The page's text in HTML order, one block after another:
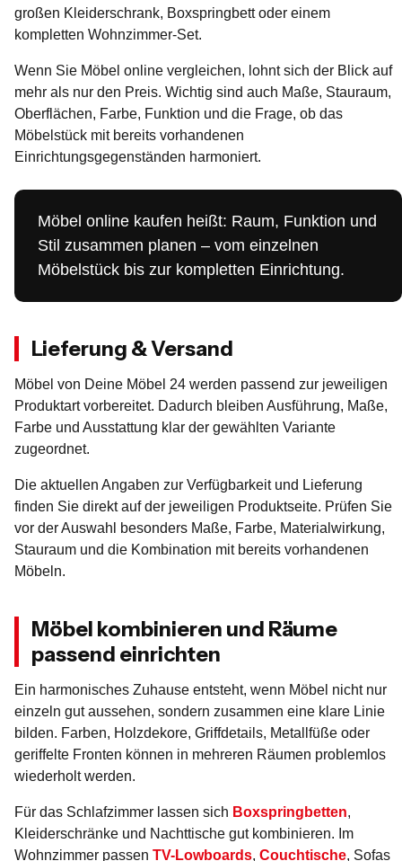
großen Kleiderschrank, Boxspringbett oder einem
kompletten Wohnzimmer-Set.
Wenn Sie Möbel online vergleichen, lohnt sich der Blick auf
mehr als nur den Preis. Wichtig sind auch Maße, Stauraum,
Oberflächen, Farbe, Funktion und die Frage, ob das
Möbelstück mit bereits vorhandenen
Einrichtungsgegenständen harmoniert.
Möbel online kaufen heißt: Raum, Funktion und
Stil zusammen planen – vom einzelnen
Möbelstück bis zur kompletten Einrichtung.
Lieferung & Versand
Möbel von Deine Möbel 24 werden passend zur jeweiligen
Produktart vorbereitet. Dadurch bleiben Ausführung, Maße,
Farbe und Ausstattung klar der gewählten Variante
zugeordnet.
Die aktuellen Angaben zur Verfügbarkeit und Lieferung
finden Sie direkt auf der jeweiligen Produktseite. Prüfen Sie
vor der Auswahl besonders Maße, Farbe, Materialwirkung,
Stauraum und die Kombination mit bereits vorhandenen
Möbeln.
Möbel kombinieren und Räume
passend einrichten
Ein harmonisches Zuhause entsteht, wenn Möbel nicht nur
einzeln gut aussehen, sondern zusammen eine klare Linie
bilden. Farben, Holzdekore, Griffdetails, Metallfüße oder
geriffelte Fronten können in mehreren Räumen problemlos
wiederholt werden.
Für das Schlafzimmer lassen sich Boxspringbetten,
Kleiderschränke und Nachttische gut kombinieren. Im
Wohnzimmer passen TV-Lowboards, Couchtische, Sofas